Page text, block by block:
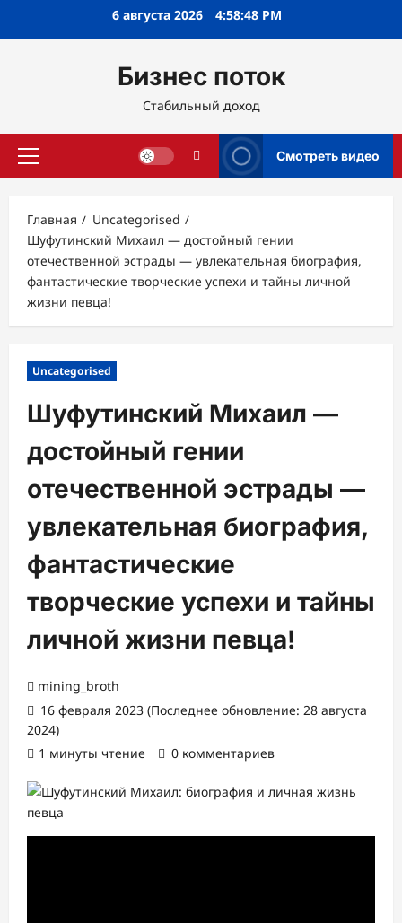
6 августа 2026 4:58:49 PM
Бизнес поток
Стабильный доход
Основное
Смотреть видео
Главная
Uncategorised
Шуфутинский Михаил — достойный гении
отечественной эстрады — увлекательная биография,
фантастические творческие успехи и тайны личной
жизни певца!
Uncategorised
Шуфутинский Михаил —
достойный гении
отечественной эстрады —
увлекательная биография,
фантастические
творческие успехи и тайны
личной жизни певца!
mining_broth
16 февраля 2023 (Последнее обновление: 28 августа
2024)
1 минуты чтение
0 комментариев